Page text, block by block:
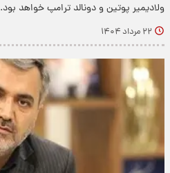
ولادیمیر پوتین و دونالد ترامپ خواهد بود.
۲۲ مرداد ۱۴۰۴